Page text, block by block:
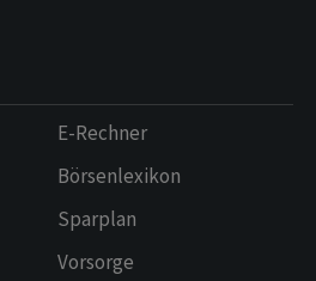
E-Rechner
Börsenlexikon
Sparplan
Vorsorge